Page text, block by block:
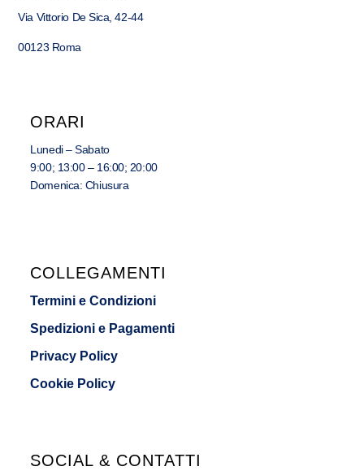
Via Vittorio De Sica, 42-44
00123 Roma
ORARI
Lunedi – Sabato
9:00; 13:00 – 16:00; 20:00
Domenica: Chiusura
COLLEGAMENTI
Termini e Condizioni
Spedizioni e Pagamenti
Privacy Policy
Cookie Policy
SOCIAL & CONTATTI